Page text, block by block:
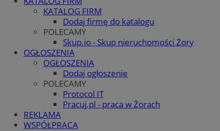
KATALOG FIRM
Dodaj firmę do katalogu
POLECAMY
Skup.io - Skup nieruchomości Żory
OGŁOSZENIA
OGŁOSZENIA
Dodaj ogłoszenie
POLECAMY
Protocol IT
Pracuj.pl - praca w Żorach
REKLAMA
WSPÓŁPRACA